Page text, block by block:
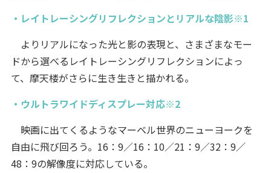
・レイトレーシングリフレクションとリアルな陰影※1
よりリアルになった光と影の表現と、さまざまなモー
ドから選べるレイトレーシングリフレクションによっ
て、摩天楼がさらに生き生きと描かれる。
・ウルトラワイドディスプレー対応※2
映画に出てくるようなマーベル世界のニューヨークを
自由に飛び回ろう。16：9／16：10／21：9／32：9／
48：9の解像度に対応している。